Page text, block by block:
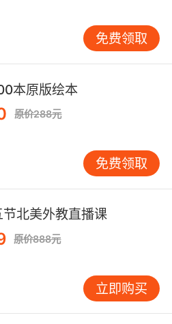
包含：稳定可靠的双频无
基站、多功能视频会议系
工具：实时翻译眼镜（支
、AI语音分析仪（自动生
拟现实语言实验室（模拟
麻省理工学院语言实验室
助教学可使口语流利度提
科技赋能教育"的战略前
括：防水防震的电子设备
具包、医用急救箱。特别
包，内含打印版教案、备
设备。宾夕法尼亚大学教
，每增加1%的应急物资完
免费领取
本原版绘本
原价288元
免费领取
节北美外教直播课
原价888元
立即购买